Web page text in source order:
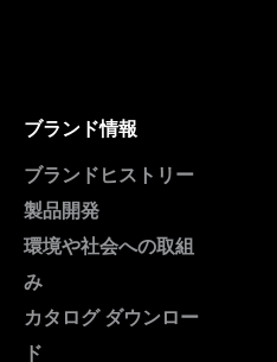
instagram
youtube
ブランド情報
ブランドヒストリー
製品開発
環境や社会への取組
み
カタログ ダウンロー
ド